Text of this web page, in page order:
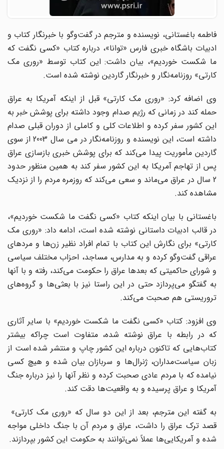
فاطمه باغستانی، نویسنده و مترجم در گفت‌وگو با خبرنگار کتاب و
ادبیات باشگاه خبری فارس «توانا»، درباره کتاب «کسی نگفت که
ما شکست خوردیم»، بیان داشت: این کتاب توسط «روری مک
کارتی» روزنامه‌نگار و خبرنگار گاردین نوشته شده است.
وی اضافه کرد: «روری مک کارتی» قبل از اینکه آمریکا به عراق
حمله کند در زمانی که رژیم صدام وجود داشته برای پوشش خبر به
این کشور سفر کرده و اطلاعات کلی و کاملی از دوران قبلی صدام
داشته است، این نویسنده و روزنامه‌نگار در می سال 2003 از سوی
گاردین مأموریت پیدا می‌کند که برای پوشش خبری بازسازی عراق
پس از تهاجم آمریکا به این کشور سفر کند به همین منظور حدود
2 سال در عراق می‌ماند و سعی می‌کند که روزمره مردم را از نزدیک
مشاهده کند.
باغستانی با بیان اینکه کتاب «کسی نگفت ما شکست خوردیم»،
در قالب ادبیات داستانی نوشته شده است، ادامه داد: «روری مک
کارتی» برای نگارش این کتاب با تمام افراد نظیر زن‌ها و مردهای
عراقی گفت‌وگو کرده و به مدارس، مساجد، احزاب مختلف سیاسی
و شورای حاکمیتی که بعدها عراق را حکومت می‌کند، رفته و با آنها
به گفتگو می‌پردازد حتی در این راستا نیز با بعثی‌ها و گروه‌های
تروریستی هم صحبت می‌کند.
وی افزود: کتاب «کسی نگفت ما شکست خوردیم» با سایر آثاری
که در رابطه با عراق نوشته شده، متفاوت است چراکه بیشتر
کتاب‌هایی که تاکنون درباره این کشور چاپ و منتشر شده است از
زبان سیاست‌مداران، ژنرال‌ها و سربازان بیان شده و هیچ کسی
نیامده که با مردم عادی صحبت کرده و نظر آنها را نیز درباره جنگ
آمریکا و عراق پرسیده و به واقعیت‌ها دقت کند.
به گفته این مترجم، بعد از این دو سال که «روری مک کارتی»
قصد ترک عراق را داشت، عراق و مردم آن با جنگ داخلی مواجه
شده‌ و آمریکایی‌ها عملاً نمی‌توانند به حکومت این کشور بپردازند.